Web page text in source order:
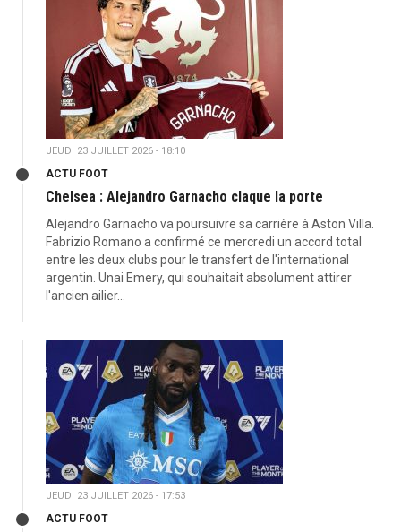
JEUDI 23 JUILLET 2026 - 18:10
ACTU FOOT
Chelsea : Alejandro Garnacho claque la porte
Alejandro Garnacho va poursuivre sa carrière à Aston Villa.
Fabrizio Romano a confirmé ce mercredi un accord total
entre les deux clubs pour le transfert de l'international
argentin. Unai Emery, qui souhaitait absolument attirer
l'ancien ailier...
JEUDI 23 JUILLET 2026 - 17:53
ACTU FOOT